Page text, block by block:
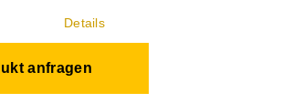
Details
anfragen